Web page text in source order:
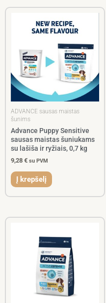
ADVANCE sausas maistas
šunims
Advance Puppy Sensitive
sausas maistas šuniukams
su lašiša ir ryžiais, 0,7 kg
9,28 € su PVM
Į krepšelį